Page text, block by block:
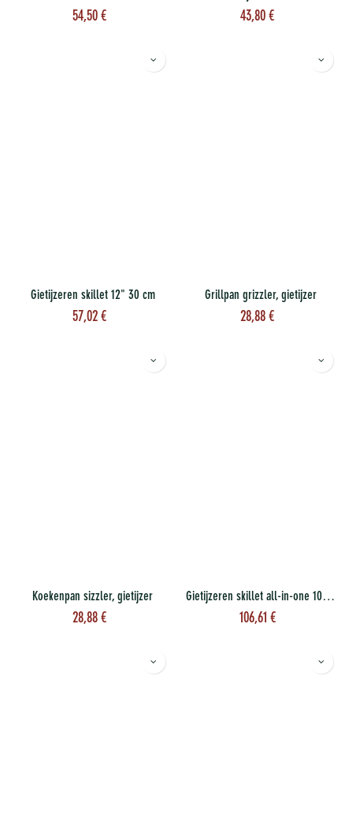
54,50 € 43,80 €
Gietijzeren skillet 12" 30 cm
57,02 €
Grillpan grizzler, gietijzer
28,88 €
Koekenpan sizzler, gietijzer
28,88 €
Gietijzeren skillet all-in-one 10" 30 cm
106,61 €